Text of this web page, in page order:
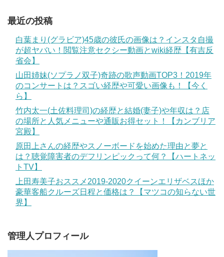
最近の投稿
白葉まり(グラビア)45歳の彼氏の画像は？インスタ自撮
が超ヤバい！閲覧注意セクシー動画とwiki経歴【有吉反
省会】
山田姉妹(ソプラノ双子)奇跡の歌声動画TOP3！2019年
のコンサートは？スゴい経歴や可愛い画像も！【今く
ら】
竹内太一(土佐料理司)の経歴と結婚(妻子)や年収は？店
の場所と人気メニューや通販お得セット！【カンブリア
宮殿】
原田上さんの経歴やスノーボードを始めた理由と夢と
は？聴覚障害者のデフリンピックって何？【ハートネッ
トTV】
上田寿美子おススメ2019-2020クイーンエリザベスほか
豪華客船クルーズ日程と価格は？【マツコの知らない世
界】
管理人プロフィール